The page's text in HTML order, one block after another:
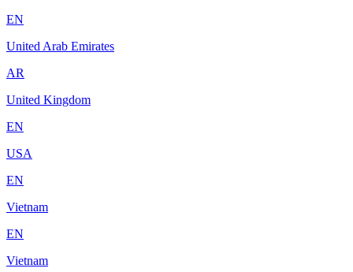
EN
United Arab Emirates
AR
United Kingdom
EN
USA
EN
Vietnam
EN
Vietnam